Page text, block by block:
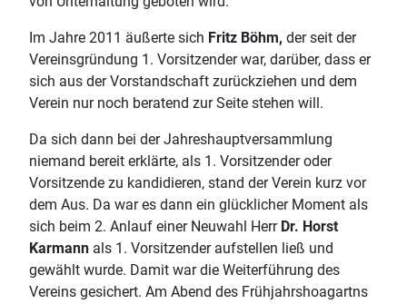
Im Jahre 2011 äußerte sich Fritz Böhm, der seit der
Vereinsgründung 1. Vorsitzender war, darüber, dass er
sich aus der Vorstandschaft zurückziehen und dem
Verein nur noch beratend zur Seite stehen will.
Da sich dann bei der Jahreshauptversammlung
niemand bereit erklärte, als 1. Vorsitzender oder
Vorsitzende zu kandidieren, stand der Verein kurz vor
dem Aus. Da war es dann ein glücklicher Moment als
sich beim 2. Anlauf einer Neuwahl Herr Dr. Horst
Karmann als 1. Vorsitzender aufstellen ließ und
gewählt wurde. Damit war die Weiterführung des
Vereins gesichert. Am Abend des Frühjahrshoagartns